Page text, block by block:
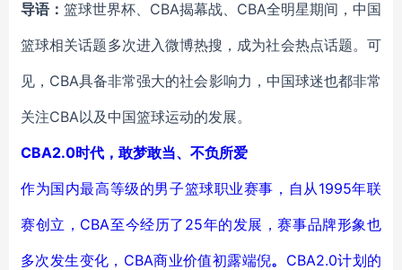
导语： 篮球世界杯、CBA揭幕战、CBA全明星期间，中国
篮球相关话题多次进入微博热搜，成为社会热点话题。可
见，CBA具备非常强大的社会影响力，中国球迷也都非常
关注CBA以及中国篮球运动的发展。
CBA2.0时代，敢梦敢当、不负所爱
作为国内最高等级的男子篮球职业赛事，自从1995年联
赛创立，CBA至今经历了25年的发展，赛事品牌形象也
多次发生变化，CBA商业价值初露端倪。 CBA2.0计划的